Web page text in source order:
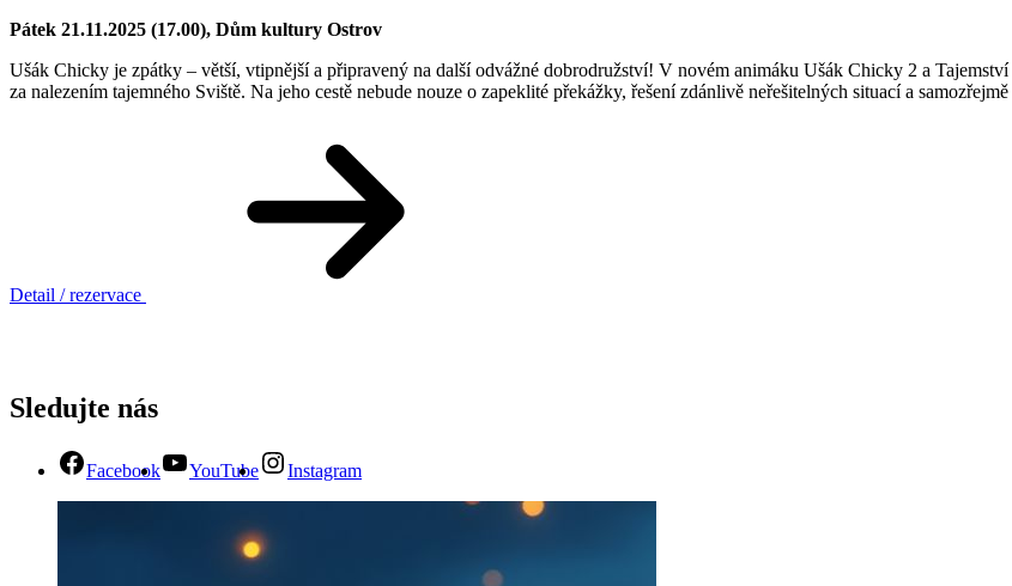
Pátek 21.11.2025 (17.00), Dům kultury Ostrov
Ušák Chicky je zpátky – větší, vtipnější a připraveny ́ na dalšíodvážne dobrodružství! V novém animáku Ušák Chicky 2 a Tajemství
za nalezením tajemného Sviště. Na jeho ceste ̌ nebude nouze o zapeklite překážky, řešenízdánlive neřešitelných situací a samozřejme
Detail / rezervace
Sledujte nás
Facebook YouTube Instagram